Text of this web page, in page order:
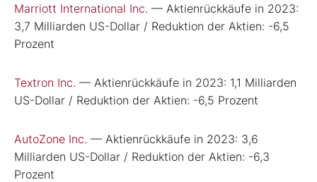
Marriott International Inc. — Aktienrückkäufe in 2023:
3,7 Milliarden US-Dollar / Reduktion der Aktien: -6,5
Prozent
Textron Inc. — Aktienrückkäufe in 2023: 1,1 Milliarden
US-Dollar / Reduktion der Aktien: -6,5 Prozent
AutoZone Inc. — Aktienrückkäufe in 2023: 3,6
Milliarden US-Dollar / Reduktion der Aktien: -6,3
Prozent